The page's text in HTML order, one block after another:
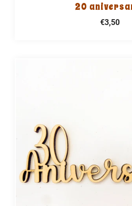
20
€3,50